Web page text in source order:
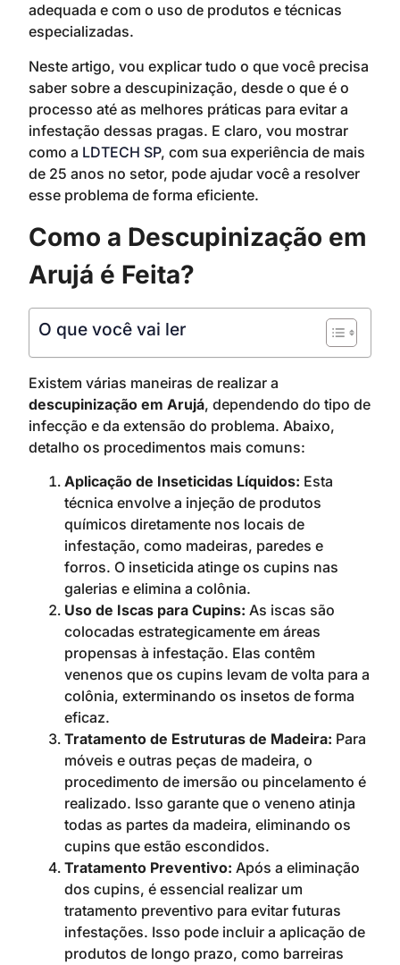
adequada e com o uso de produtos e técnicas
especializadas.
Neste artigo, vou explicar tudo o que você precisa
saber sobre a descupinização, desde o que é o
processo até as melhores práticas para evitar a
infestação dessas pragas. E claro, vou mostrar
como a LDTECH SP, com sua experiência de mais
de 25 anos no setor, pode ajudar você a resolver
esse problema de forma eficiente.
Como a Descupinização em
Arujá é Feita?
O que você vai ler
Existem várias maneiras de realizar a
descupinização em Arujá, dependendo do tipo de
infecção e da extensão do problema. Abaixo,
detalho os procedimentos mais comuns:
Aplicação de Inseticidas Líquidos: Esta
técnica envolve a injeção de produtos
químicos diretamente nos locais de
infestação, como madeiras, paredes e
forros. O inseticida atinge os cupins nas
galerias e elimina a colônia.
Uso de Iscas para Cupins: As iscas são
colocadas estrategicamente em áreas
propensas à infestação. Elas contêm
venenos que os cupins levam de volta para a
colônia, exterminando os insetos de forma
eficaz.
Tratamento de Estruturas de Madeira: Para
móveis e outras peças de madeira, o
procedimento de imersão ou pincelamento é
realizado. Isso garante que o veneno atinja
todas as partes da madeira, eliminando os
cupins que estão escondidos.
Tratamento Preventivo: Após a eliminação
dos cupins, é essencial realizar um
tratamento preventivo para evitar futuras
infestações. Isso pode incluir a aplicação de
produtos de longo prazo, como barreiras